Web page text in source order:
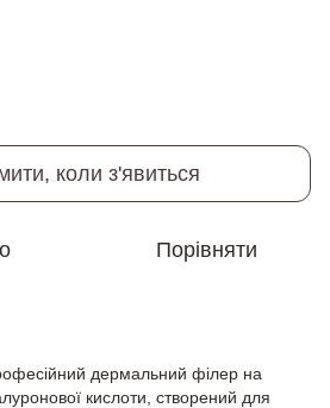
коли з'явиться
Порівняти
дермальний філер на
кислоти, створений для